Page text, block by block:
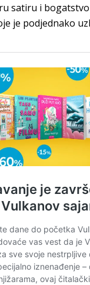
satiru i
je podjednako